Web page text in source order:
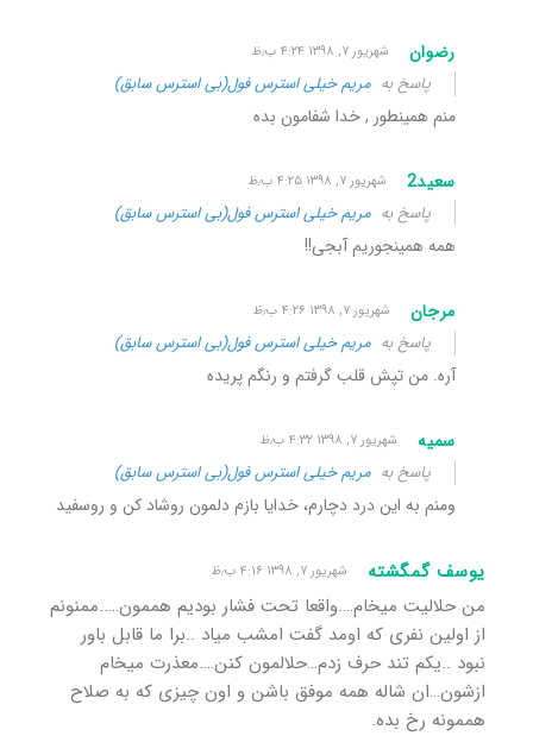
رضوان شهریور ۷, ۱۳۹۸ ۴:۲۴ ب٫ظ
پاسخ به مریم خیلی استرس فول(بی استرس سابق)
منم همینطور , خدا شفامون بده
سعید2 شهریور ۷, ۱۳۹۸ ۴:۲۵ ب٫ظ
پاسخ به مریم خیلی استرس فول(بی استرس سابق)
همه همینجوریم آبجی!!
مرجان شهریور ۷, ۱۳۹۸ ۴:۲۶ ب٫ظ
پاسخ به مریم خیلی استرس فول(بی استرس سابق)
آره. من تپش قلب گرفتم و رنگم پریده
سمیه شهریور ۷, ۱۳۹۸ ۴:۳۲ ب٫ظ
پاسخ به مریم خیلی استرس فول(بی استرس سابق)
ومنم به این درد دچارم، خدایا بازم دلمون روشاد کن و روسفید
یوسف گمگشته شهریور ۷, ۱۳۹۸ ۴:۱۶ ب٫ظ
من حلالیت میخام….واقعا تحت فشار بودیم هممون…..ممنونم
از اولین نفری که اومد گفت امشب میاد ..برا ما قابل باور
نبود ..یکم تند حرف زدم…حلالمون کنن….معذرت میخام
ازشون…ان شاله همه موفق باشن و اون چیزی که به صلاح
هممونه رخ بده.